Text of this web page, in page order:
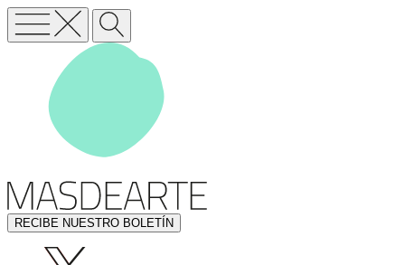
RECIBE NUESTRO BOLETÍN